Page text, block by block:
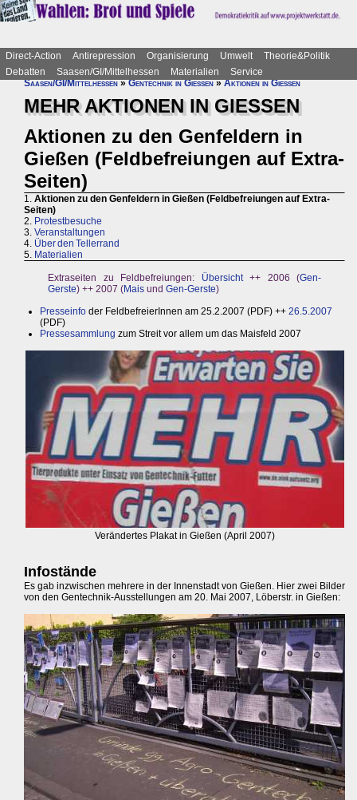
Direct-Action Antirepression Organisierung Umwelt
Theorie&Politik
Debatten
Saasen/GI/Mittelhessen Materialien
Service
Saasen/GI/Mittelhessen»Gentechnik in Gießen»Aktionen in Gießen
MEHR AKTIONEN IN GIESSEN
Aktionen zu den Genfeldern in
Gießen (Feldbefreiungen auf Extra-
Seiten)
1. Aktionen zu den Genfeldern in Gießen (Feldbefreiungen auf Extra-
Seiten)
2. Protestbesuche
3. Veranstaltungen
4. Über den Tellerrand
5. Materialien
Extraseiten zu Feldbefreiungen: Übersicht++ 2006 (Gen-
Gerste) ++ 2007 (Mais und Gen-Gerste)
Presseinfo der FeldbefreierInnen am 25.2.2007 (PDF) ++ 26.5.2007
(PDF)
Pressesammlung zum Streit vor allem um das Maisfeld 2007
Verändertes Plakat in Gießen (April 2007)
Infostände
Es gab inzwischen mehrere in der Innenstadt von Gießen. Hier zwei Bilder
von den Gentechnik-Ausstellungen am 20. Mai 2007, Löberstr. in Gießen: